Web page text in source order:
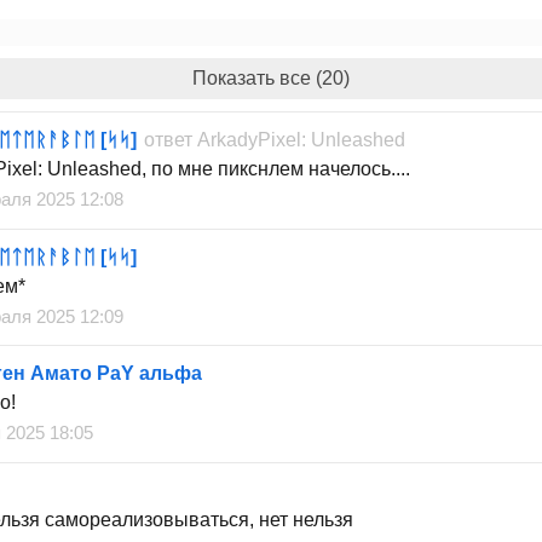
Показать все (20)
[ᛋᛋ] ответ ArkadyPixel: Unleashed
Unleashed, по мне пикснлем начелось....
2025 12:08
[ᛋᛋ]
2025 12:09
Амато РаY альфа
18:05
самореализовываться, нет нельзя